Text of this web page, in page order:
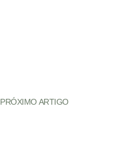
PRÓXIMO ARTIGO